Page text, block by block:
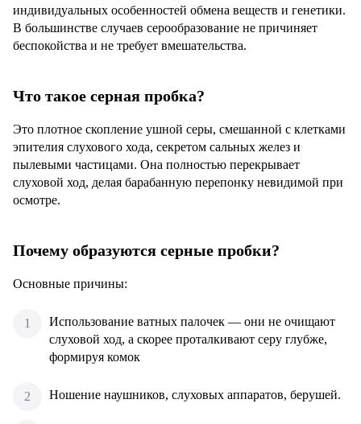
индивидуальных особенностей обмена веществ и генетики.
В большинстве случаев серообразование не причиняет
беспокойства и не требует вмешательства.
Что такое серная пробка?
Это плотное скопление ушной серы, смешанной с клетками
эпителия слухового хода, секретом сальных желез и
пылевыми частицами. Она полностью перекрывает
слуховой ход, делая барабанную перепонку невидимой при
осмотре.
Почему образуются серные пробки?
Основные причины:
Использование ватных палочек — они не очищают
слуховой ход, а скорее проталкивают серу глубже,
формируя комок
Ношение наушников, слуховых аппаратов, берушей.